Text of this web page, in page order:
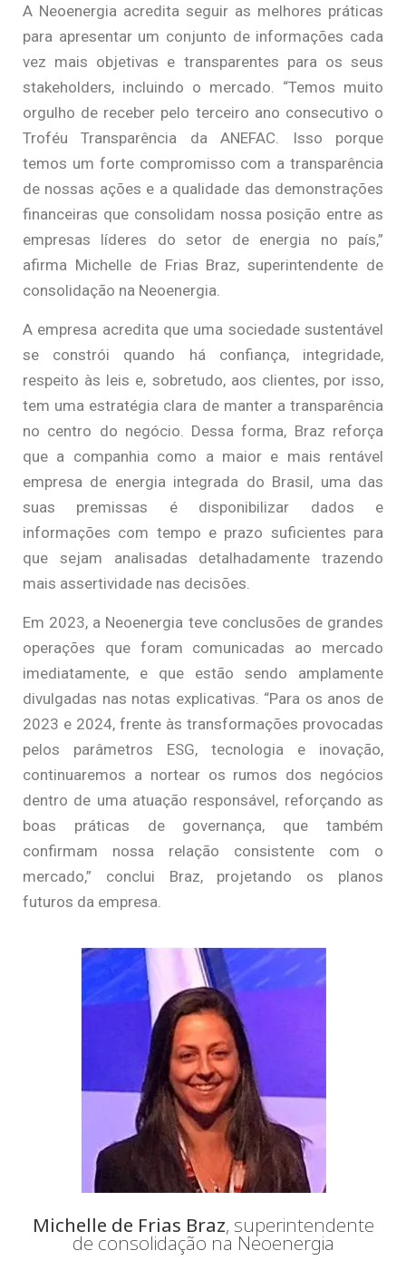
A Neoenergia acredita seguir as melhores práticas
para apresentar um conjunto de informações cada
vez mais objetivas e transparentes para os seus
stakeholders, incluindo o mercado. “Temos muito
orgulho de receber pelo terceiro ano consecutivo o
Troféu Transparência da ANEFAC. Isso porque
temos um forte compromisso com a transparência
de nossas ações e a qualidade das demonstrações
financeiras que consolidam nossa posição entre as
empresas líderes do setor de energia no país,”
afirma Michelle de Frias Braz, superintendente de
consolidação na Neoenergia.
A empresa acredita que uma sociedade sustentável
se constrói quando há confiança, integridade,
respeito às leis e, sobretudo, aos clientes, por isso,
tem uma estratégia clara de manter a transparência
no centro do negócio. Dessa forma, Braz reforça
que a companhia como a maior e mais rentável
empresa de energia integrada do Brasil, uma das
suas premissas é disponibilizar dados e
informações com tempo e prazo suficientes para
que sejam analisadas detalhadamente trazendo
mais assertividade nas decisões.
Em 2023, a Neoenergia teve conclusões de grandes
operações que foram comunicadas ao mercado
imediatamente, e que estão sendo amplamente
divulgadas nas notas explicativas. “Para os anos de
2023 e 2024, frente às transformações provocadas
pelos parâmetros ESG, tecnologia e inovação,
continuaremos a nortear os rumos dos negócios
dentro de uma atuação responsável, reforçando as
boas práticas de governança, que também
confirmam nossa relação consistente com o
mercado,” conclui Braz, projetando os planos
futuros da empresa.
Michelle de Frias Braz, superintendente
de consolidação na Neoenergia